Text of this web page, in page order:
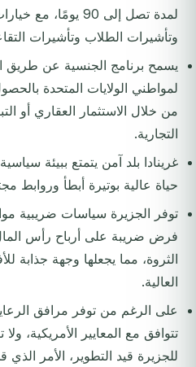
لمدة تصل إلى 90
وتأشيرات الطلاب وتأشيرات
يسمح برنامج الجنسية عن طريق
لمواطني الولايات المتحدة
من خلال الاستثمار العقاري أو
التجارية.
غرينادا بلد آمن يتمتع ببيئة
حياة عالية بوتيرة أبطأ وروابط
توفر الجزيرة سياسات ضريبية
فرض ضريبة على أرباح رأس
الثروة، مما يجعلها وجهة جذابة
العالية.
على الرغم من توفر مرافق
تتوافق مع المعايير الأمريكية، ولا
للجزيرة قيد التطوير، الأمر الذي